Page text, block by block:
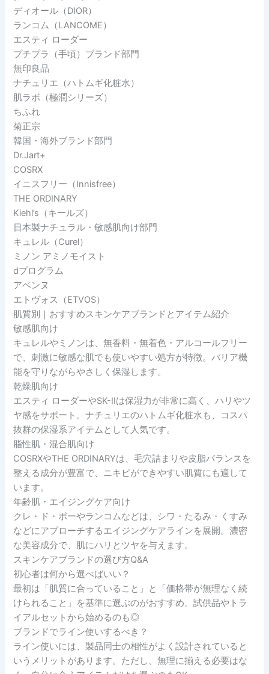
ディオール（DIOR）
ランコム（LANCOME）
エスティ ローダー
プチプラ（手頃）ブランド部門
無印良品
ナチュリエ（ハトムギ化粧水）
肌ラボ（極潤シリーズ）
ちふれ
菊正宗
韓国・海外ブランド部門
Dr.Jart+
COSRX
イニスフリー（Innisfree）
THE ORDINARY
Kiehl’s（キールズ）
日本製ナチュラル・敏感肌向け部門
キュレル（Curel）
ミノン アミノモイスト
dプログラム
アベンヌ
エトヴォス（ETVOS）
肌質別｜おすすめスキンケアブランドとアイテム紹介
敏感肌向け
キュレルやミノンは、無香料・無着色・アルコールフリー
で、刺激に敏感な肌でも使いやすい処方が特徴。バリア機
能を守りながらやさしく保湿します。
乾燥肌向け
エスティ ローダーやSK-IIは保湿力が非常に高く、ハリやツ
ヤ感をサポート。ナチュリエのハトムギ化粧水も、コスパ
抜群の保湿系アイテムとして人気です。
脂性肌・混合肌向け
COSRXやTHE ORDINARYは、毛穴詰まりや皮脂バランスを
整える成分が豊富で、ニキビができやすい肌質にも適して
います。
年齢肌・エイジングケア向け
クレ・ド・ポーやランコムなどは、シワ・たるみ・くすみ
などにアプローチするエイジングケアラインを展開。濃密
な美容成分で、肌にハリとツヤを与えます。
スキンケアブランドの選び方Q&A
初心者は何から選べばいい？
最初は「肌質に合っていること」と「価格帯が無理なく続
けられること」を基準に選ぶのがおすすめ。試供品やトラ
イアルセットから始めるのも◎
ブランドでライン使いするべき？
ライン使いには、製品同士の相性がよく設計されていると
いうメリットがあります。ただし、無理に揃える必要はな